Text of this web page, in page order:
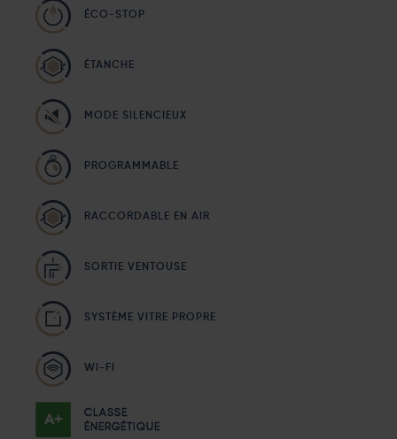
ÉCO-STOP
ÉTANCHE
MODE SILENCIEUX
PROGRAMMABLE
RACCORDABLE EN AIR
SORTIE VENTOUSE
SYSTÈME VITRE PROPRE
WI-FI
CLASSE
ÉNERGÉTIQUE